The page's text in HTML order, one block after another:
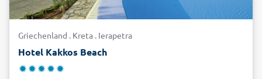
Griechenland . Kreta . Ierapetra
Hotel Kakkos Beach